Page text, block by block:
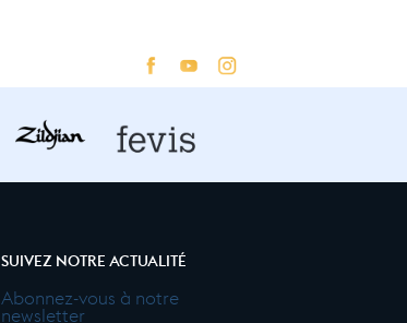
SUIVEZ NOTRE ACTUALITÉ
Abonnez-vous à notre
newsletter